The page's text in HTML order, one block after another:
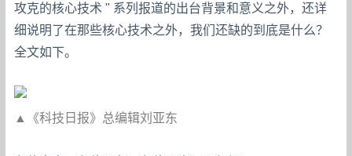
攻克的核心技术 " 系列报道的出台背景和意义之外，还详
细说明了在那些核心技术之外，我们还缺的到底是什么？
全文如下。
▲《科技日报》总编辑刘亚东